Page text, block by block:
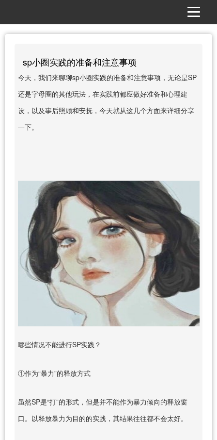
sp小圈实践的准备和注意事项
今天，我们来聊聊sp小圈实践的准备和注意事项，无论是SP
还是字母圈的其他玩法，在实践前都应做好准备和心理建
设，以及事后照顾和安抚，今天就从这几个方面来详细分享
一下。
哪些情况不能进行SP实践？
①作为“暴力”的释放方式
虽然SP是“打”的形式，但是并不能作为暴力倾向的释放窗
口。以释放暴力为目的的实践，其结果往往都不会太好。